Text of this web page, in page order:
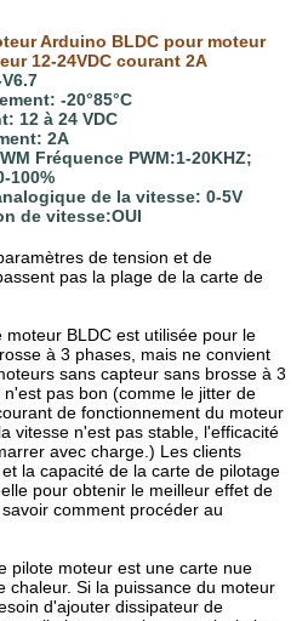
Arduino BLDC pour moteur
12-24VDC courant 2A
-20°85°C
12 à 24 VDC
2A
Fréquence PWM:1-20KHZ;
100%
de la vitesse: 0-5V
de vitesse:OUI
de tension et de
pas la plage de la carte de
BLDC est utilisée pour le
à 3 phases, mais ne convient
sans capteur sans brosse à 3
pas bon (comme le jitter de
de fonctionnement du moteur
vitesse n'est pas stable, l'efficacité
avec charge.) Les clients
la capacité de la carte de pilotage
pour obtenir le meilleur effet de
comment procéder au
pilote moteur est une carte nue
chaleur. Si la puissance du moteur
d'ajouter dissipateur de